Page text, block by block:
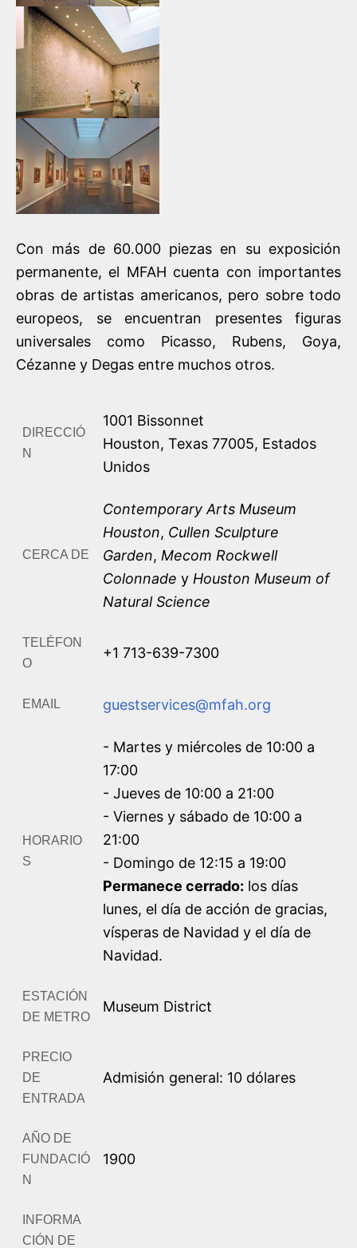
Con más de 60.000 piezas en su exposición
permanente, el MFAH cuenta con importantes
obras de artistas americanos, pero sobre todo
europeos, se encuentran presentes figuras
universales como Picasso, Rubens, Goya,
Cézanne y Degas entre muchos otros.
DIRECCIÓ
N
1001 Bissonnet
Houston, Texas 77005, Estados
Unidos
CERCA DE
Contemporary Arts Museum
Houston, Cullen Sculpture
Garden, Mecom Rockwell
Colonnade y Houston Museum of
Natural Science
TELÉFON
O
+1 713-639-7300
EMAIL guestservices@mfah.org
HORARIO
S
- Martes y miércoles de 10:00 a
17:00
- Jueves de 10:00 a 21:00
- Viernes y sábado de 10:00 a
21:00
- Domingo de 12:15 a 19:00
Permanece cerrado: los días
lunes, el día de acción de gracias,
vísperas de Navidad y el día de
Navidad.
ESTACIÓN
DE METRO
Museum District
PRECIO
DE
ENTRADA
Admisión general: 10 dólares
AÑO DE
FUNDACIÓ
N
1900
INFORMA
CIÓN DE